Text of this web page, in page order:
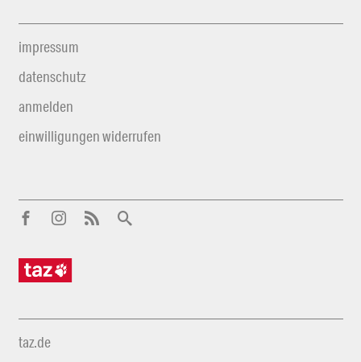
impressum
datenschutz
anmelden
einwilligungen widerrufen
taz.de